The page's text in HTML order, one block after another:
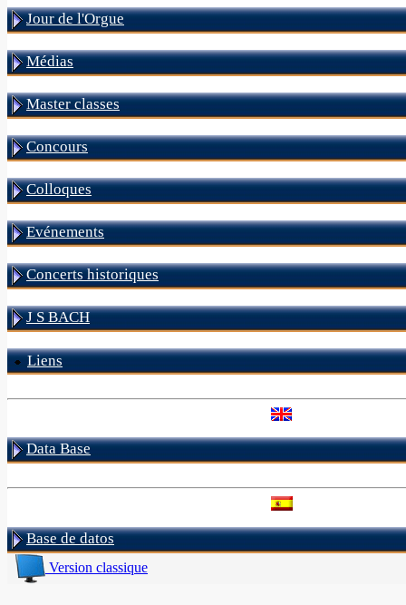
Jour de l'Orgue
Médias
Master classes
Concours
Colloques
Evénements
Concerts historiques
J S BACH
Liens
Data Base
Base de datos
Version classique